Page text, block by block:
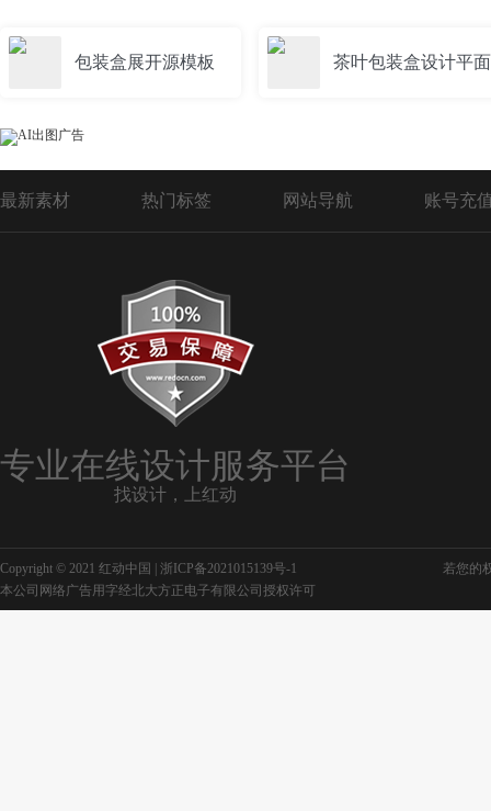
包装盒展开源模板 茶叶包装盒设计平
最新素材 热门标签 网站导航 账号充
专业在线设计服务平台
找设计，上红动
Copyright © 2021 红动中国 | 浙ICP备2021015139号-1
若您的
本公司网络广告用字经北大方正电子有限公司授权许可